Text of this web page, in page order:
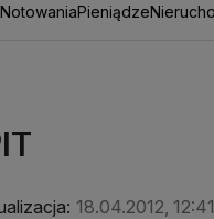
NotowaniaPieniądze
18.04.2012, 12:41